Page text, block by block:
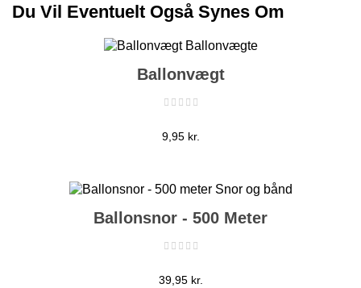
Du Vil Eventuelt Også Synes Om
Ballonvægt
Pris
9,95 kr.
Ballonsnor - 500 Meter
Pris
39,95 kr.